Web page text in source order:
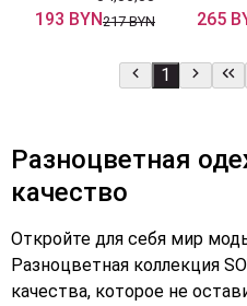
193 BYN217 BYN 265
1
Разноцветная
качество
Откройте для себя мир
Разноцветная коллекция
качества, которое не